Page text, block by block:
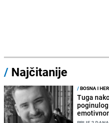
/ Najčitanije
/BOSNA I
Tuga